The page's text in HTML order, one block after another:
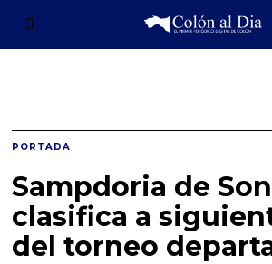
PORTADA
Sampdoria de
clasifica a
del torneo